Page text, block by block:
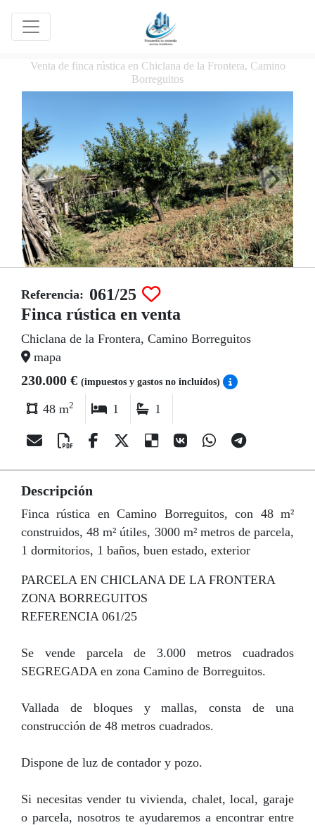
Venta de finca rústica en Chiclana de la Frontera, Camino
Borreguitos
Referencia: 061/25
Finca rústica en venta
Chiclana de la Frontera, Camino Borreguitos
mapa
230.000 € (impuestos y gastos no incluídos)
48 m2 1 1
Descripción
Finca rústica en Camino Borreguitos, con 48 m²
construidos, 48 m² útiles, 3000 m² metros de parcela,
1 dormitorios, 1 baños, buen estado, exterior
PARCELA EN CHICLANA DE LA FRONTERA
ZONA BORREGUITOS
REFERENCIA 061/25
Se vende parcela de 3.000 metros cuadrados
SEGREGADA en zona Camino de Borreguitos.
Vallada de bloques y mallas, consta de una
construcción de 48 metros cuadrados.
Dispone de luz de contador y pozo.
Si necesitas vender tu vivienda, chalet, local, garaje
o parcela, nosotros te ayudaremos a encontrar entre